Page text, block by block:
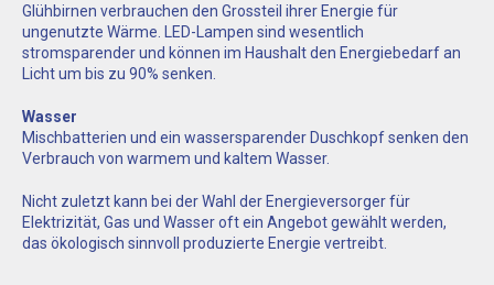
Glühbirnen verbrauchen den Grossteil ihrer Energie für
ungenutzte Wärme. LED-Lampen sind wesentlich
stromsparender und können im Haushalt den Energiebedarf an
Licht um bis zu 90% senken.
Wasser
Mischbatterien und ein wassersparender Duschkopf senken den
Verbrauch von warmem und kaltem Wasser.
Nicht zuletzt kann bei der Wahl der Energieversorger für
Elektrizität, Gas und Wasser oft ein Angebot gewählt werden,
das ökologisch sinnvoll produzierte Energie vertreibt.